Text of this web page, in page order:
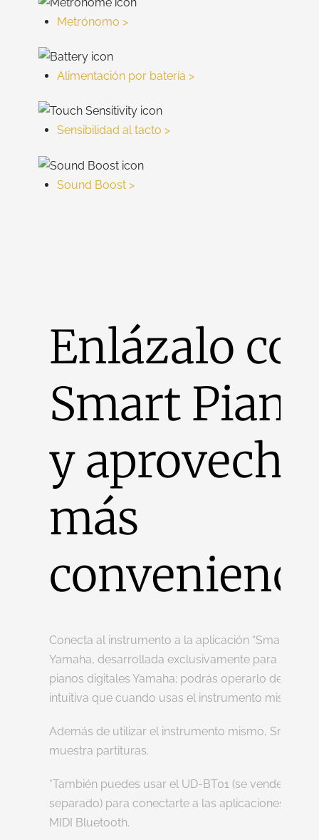
Metrónomo >
Alimentación por batería >
Sensibilidad al tacto >
Sound Boost >
Enlázalo
Smart
y aprovecha
más
Conecta al instrumento a la aplicación “Smart
Yamaha, desarrollada exclusivamente para ser
pianos digitales Yamaha; podrás operarlo de
intuitiva que cuando usas el instrumento mismo.
Además de utilizar el instrumento mismo, Smart
muestra partituras.
*También puedes usar el UD-BT01 (se vende por
separado) para conectarte a las aplicaciones a
MIDI Bluetooth.